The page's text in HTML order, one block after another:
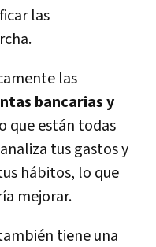
las
las
bancarias y
que están todas
tus gastos y
hábitos, lo que
mejorar.
tiene una